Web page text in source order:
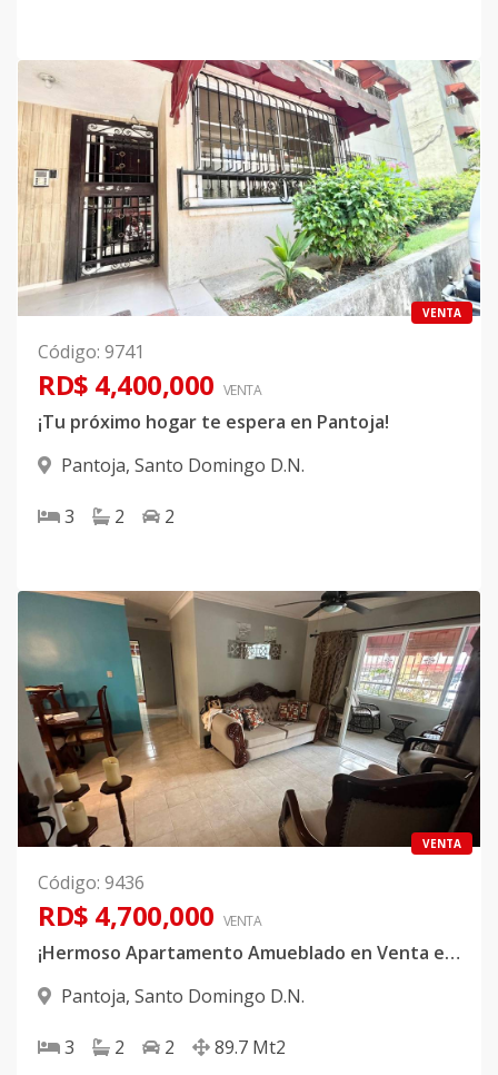
VENTA
Código: 9741
RD$ 4,400,000 VENTA
¡Tu próximo hogar te espera en Pantoja!
Pantoja, Santo Domingo D.N.
3 2 2
VENTA
Código: 9436
RD$ 4,700,000 VENTA
¡Hermoso Apartamento Amueblado en Venta en Carmen Renata III!
Pantoja, Santo Domingo D.N.
3 2 2 89.7 Mt2